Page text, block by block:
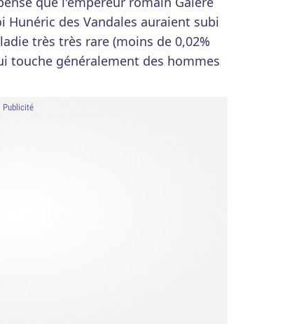
Hunéric des Vandales auraient subi
très très rare (moins de 0,02%
touche généralement des hommes
Publicité